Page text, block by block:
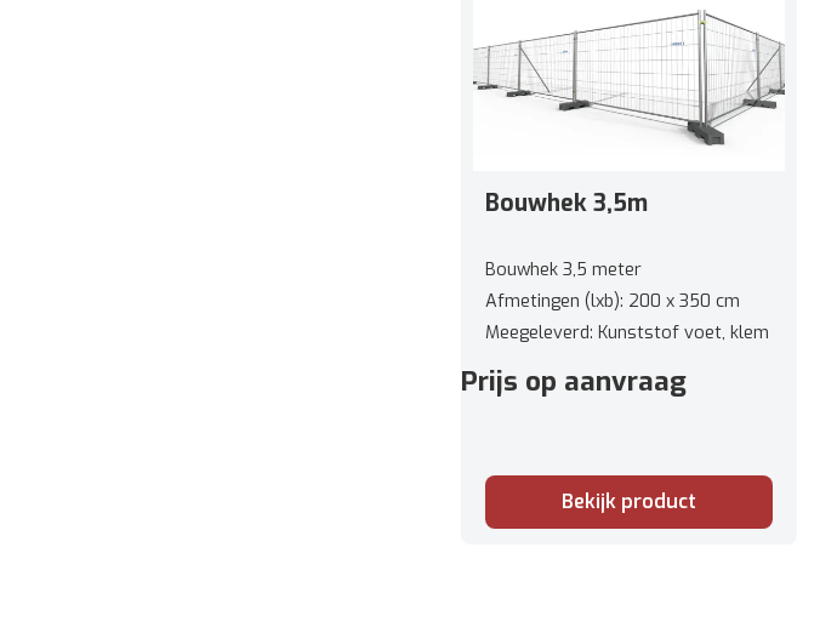
Bouwhek 3,5m
Bouwhek 3,5 meter
Afmetingen (lxb): 200 x 350 cm
Meegeleverd: Kunststof voet, klem
Gewicht: 17 kg
Prijs op aanvraag
Bekijk product